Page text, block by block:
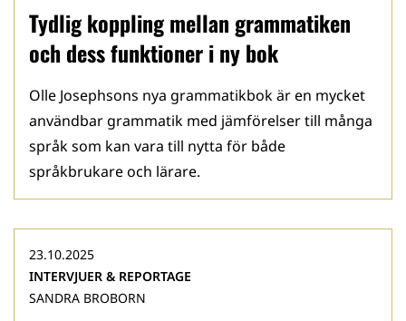
Tydlig koppling mellan grammatiken
och dess funktioner i ny bok
Olle Josephsons nya grammatikbok är en mycket
användbar grammatik med jämförelser till många
språk som kan vara till nytta för både
språkbrukare och lärare.
23.10.2025
INTERVJUER & REPORTAGE
SANDRA BROBORN